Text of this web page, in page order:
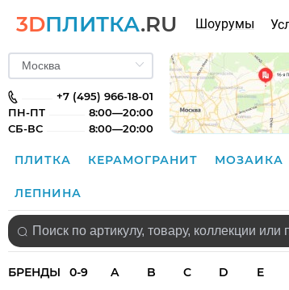
3DПЛИТКА.RU Шоурумы
+7 (495) 966-18-01
ПН-ПТ
8:00—20:00
СБ-ВС
8:00—20:00
ПЛИТКА КЕРАМОГРАНИТ МОЗАИКА
ЛЕПНИНА
БРЕНДЫ 0-9 A B C D E